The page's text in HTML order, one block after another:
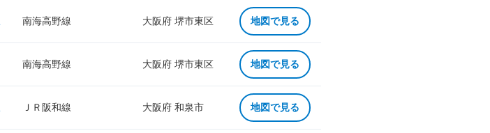
南海高野線 大阪府 堺市東区 地図で見る
南海高野線 大阪府 堺市東区 地図で見る
ＪＲ阪和線 大阪府 和泉市 地図で見る